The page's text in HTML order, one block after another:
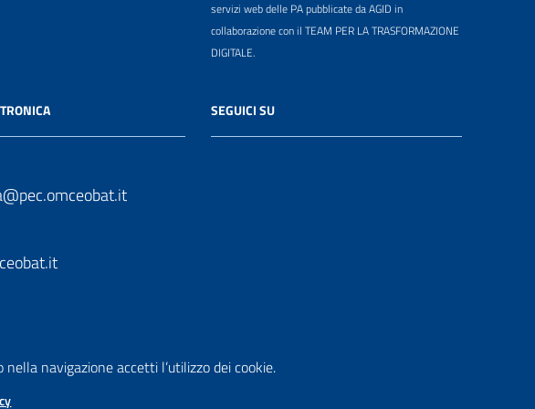
navigazione accetti l’utilizzo dei cookie.
servizi web delle PA pubblicate da AGID in
collaborazione con il TEAM PER LA TRASFORMAZIONE
DIGITALE.
SEGUICI SU